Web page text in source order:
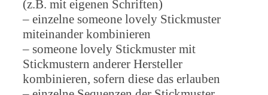
(z.B. mit eigenen Schriften)
– einzelne someone lovely Stickmuster
miteinander kombinieren
– someone lovely Stickmuster mit
Stickmustern anderer Hersteller
kombinieren, sofern diese das erlauben